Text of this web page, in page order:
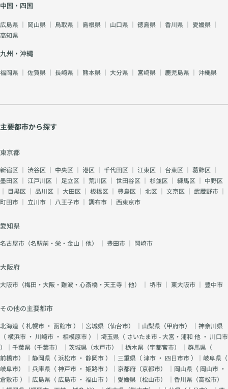
中国・四国
広島県 ｜ 岡山県 ｜ 鳥取県 ｜ 島根県 ｜ 山口県 ｜ 徳島県 ｜ 香川県 ｜ 愛媛県 ｜
高知県
九州・沖縄
福岡県 ｜ 佐賀県 ｜ 長崎県 ｜ 熊本県 ｜ 大分県 ｜ 宮崎県 ｜ 鹿児島県 ｜ 沖縄県
主要都市から探す
東京都
新宿区 ｜ 渋谷区 ｜ 中央区 ｜ 港区 ｜ 千代田区 ｜ 江東区 ｜ 台東区 ｜ 葛飾区 ｜
墨田区 ｜ 江戸川区 ｜ 足立区 ｜ 荒川区 ｜ 世田谷区 ｜ 杉並区 ｜ 練馬区 ｜ 中野区
｜ 目黒区 ｜ 品川区 ｜ 大田区 ｜ 板橋区 ｜ 豊島区 ｜ 北区 ｜ 文京区 ｜ 武蔵野市 ｜
町田市 ｜ 立川市 ｜ 八王子市 ｜ 調布市 ｜ 西東京市
愛知県
名古屋市（名駅前・栄・金山｜他） ｜ 豊田市 ｜ 岡崎市
大阪府
大阪市（梅田・大阪・難波・心斎橋・天王寺｜他） ｜ 堺市 ｜ 東大阪市 ｜ 豊中市
その他の主要都市
北海道（札幌市 ・ 函館市）｜宮城県（仙台市） ｜山梨県（甲府市） ｜神奈川県
（横浜市 ・ 川崎市 ・ 相模原市）｜埼玉県（ さいたま市 - 大宮・浦和 他 ・ 川口市
）｜千葉県（千葉市） ｜茨城県（水戸市） ｜栃木県（宇都宮市） ｜群馬県（
前橋市） ｜静岡県（浜松市 ・ 静岡市）｜三重県（津市 ・ 四日市市）｜岐阜県（
岐阜市） ｜兵庫県（神戸市 ・ 姫路市）｜京都府（京都市） ｜岡山県（ 岡山市 ・
倉敷市）｜広島県（ 広島市 ・ 福山市）｜愛媛県（松山市） ｜香川県（高松市）